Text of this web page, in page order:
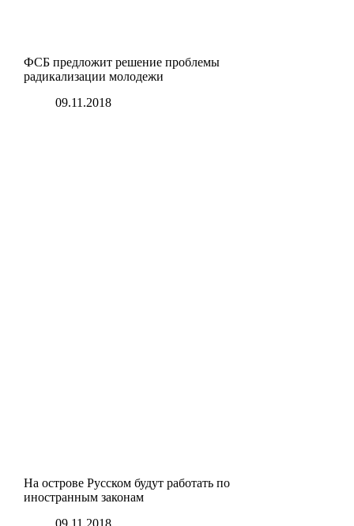
ФСБ предложит решение проблемы
радикализации молодежи
09.11.2018
На острове Русском будут работать по
иностранным законам
09.11.2018